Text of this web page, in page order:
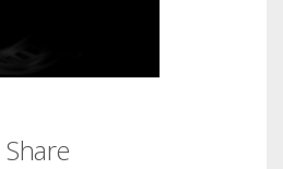
Share